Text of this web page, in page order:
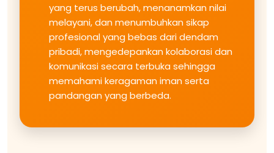
yang terus berubah, menanamkan nilai
melayani, dan menumbuhkan sikap
profesional yang bebas dari dendam
pribadi, mengedepankan kolaborasi dan
komunikasi secara terbuka sehingga
memahami keragaman iman serta
pandangan yang berbeda.